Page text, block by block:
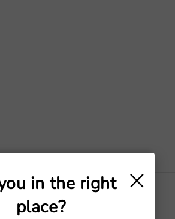
Warenkorb ist leer
×
in the right
place?